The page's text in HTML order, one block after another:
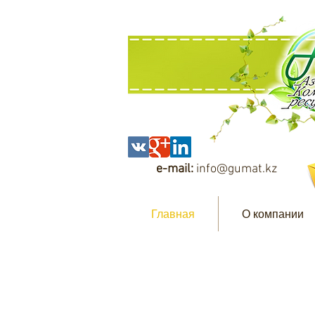
e-mail: info@gumat.kz
Главная О компании